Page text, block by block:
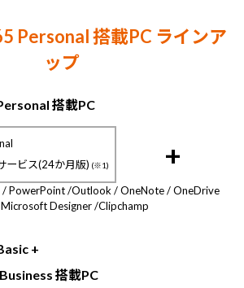
Personal 搭載PC ラインア
ップ
搭載PC
ービス(24か月版) (※1) +
PowerPoint /Outlook / OneNote / OneDrive
Designer /Clipchamp
+
搭載PC